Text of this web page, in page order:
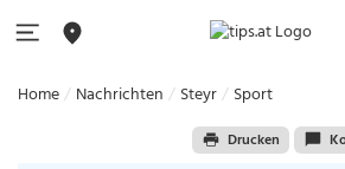
Home Nachrichten Steyr Sport
Drucken